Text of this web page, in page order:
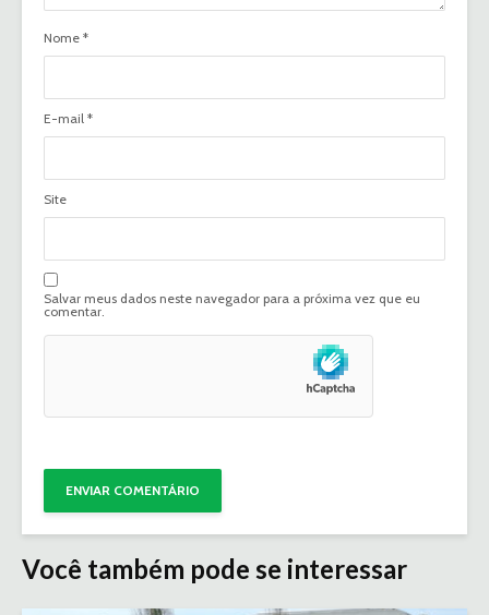
Nome *
E-mail *
Site
Salvar meus dados neste navegador para a próxima vez que eu
comentar.
Você também pode se interessar